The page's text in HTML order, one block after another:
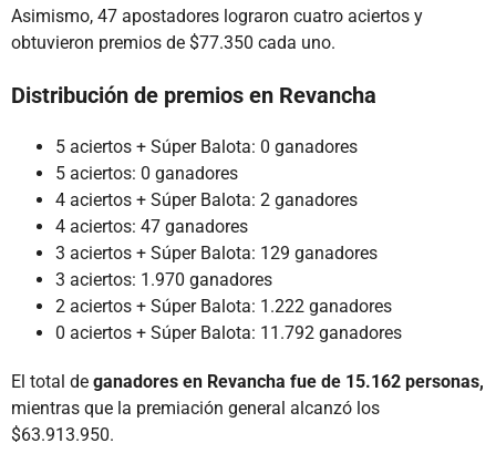
Asimismo, 47 apostadores lograron cuatro aciertos y
obtuvieron premios de $77.350 cada uno.
Distribución de premios en Revancha
5 aciertos + Súper Balota: 0 ganadores
5 aciertos: 0 ganadores
4 aciertos + Súper Balota: 2 ganadores
4 aciertos: 47 ganadores
3 aciertos + Súper Balota: 129 ganadores
3 aciertos: 1.970 ganadores
2 aciertos + Súper Balota: 1.222 ganadores
0 aciertos + Súper Balota: 11.792 ganadores
El total de ganadores en Revancha fue de 15.162 personas,
mientras que la premiación general alcanzó los
$63.913.950.